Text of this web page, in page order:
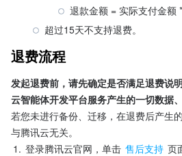
退款金额 = 实际支付金额
超过15天不支持退费。
退费流程
发起退费前，请先确定是否满足退费说
云智能体开发平台服务产生的一切数据
若您未进行备份、迁移，在退费后产生
与腾讯云无关。
1. 登录腾讯云官网，单击 售后支持 页